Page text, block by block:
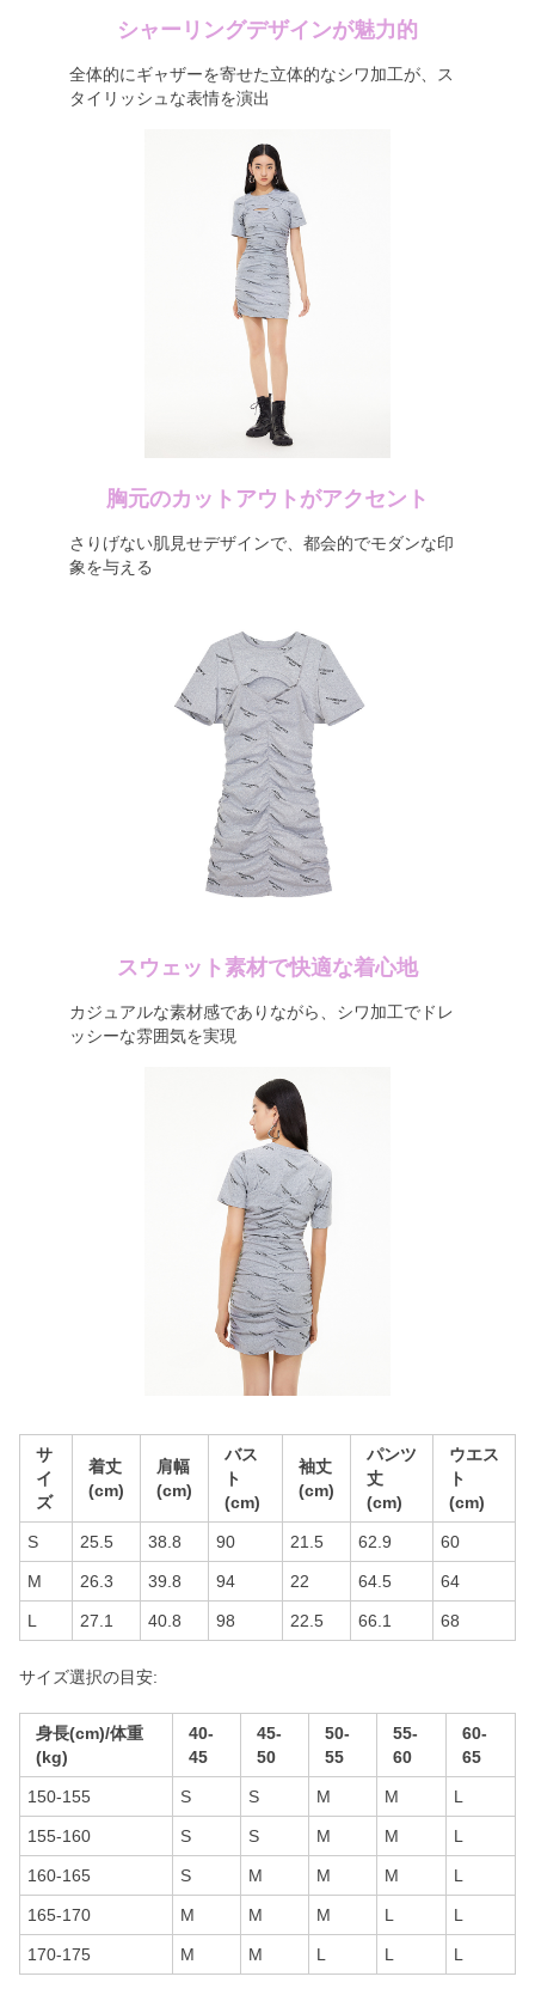
シャーリングデザインが魅力的
全体的にギャザーを寄せた立体的なシワ加工が、ス
タイリッシュな表情を演出
胸元のカットアウトがアクセント
さりげない肌見せデザインで、都会的でモダンな印
象を与える
スウェット素材で快適な着心地
カジュアルな素材感でありながら、シワ加工でドレ
ッシーな雰囲気を実現
サ
イ
ズ
着丈
(cm)
肩幅
(cm)
バス
ト
(cm)
袖丈
(cm)
パンツ
丈
(cm)
ウエス
ト
(cm)
S 25.5 38.8 90 21.5 62.9 60
M 26.3 39.8 94 22 64.5 64
L 27.1 40.8 98 22.5 66.1 68
サイズ選択の目安:
身長(cm)/体重
(kg)
40-
45
45-
50
50-
55
55-
60
60-
65
150-155 S S M M L
155-160 S S M M L
160-165 S M M M L
165-170 M M M L L
170-175 M M L L L